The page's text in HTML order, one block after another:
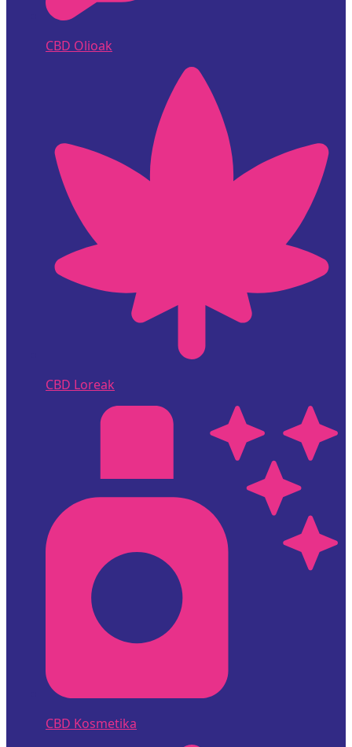
CBD Olioak
CBD Loreak
CBD Kosmetika